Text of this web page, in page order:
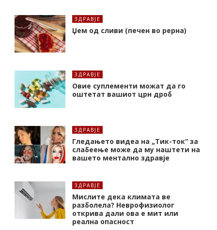
ЗДРАВЈЕ
Џем од сливи (печен во рерна)
ЗДРАВЈЕ
Oвие суплементи можат да го
оштетат вашиот црн дроб
ЗДРАВЈЕ
Гледањето видеа на „Тик-ток“ за
слабеење може да му наштети на
вашето ментално здравје
ЗДРАВЈЕ
Мислите дека климата ве
разболела? Неврофизиолог
открива дали ова е мит или
реална опасност